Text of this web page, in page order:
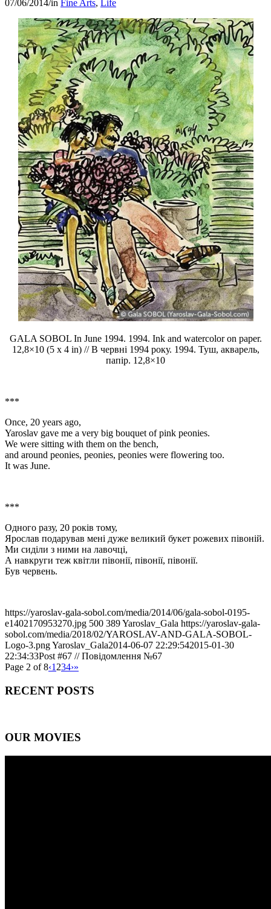
07/06/2014/in Fine Arts, Life
GALA SOBOL In June 1994. 1994. Ink and watercolor on paper.
12,8×10 (5 x 4 in) // В червні 1994 року. 1994. Туш, акварель,
папір. 12,8×10
***
Once, 20 years ago,
Yaroslav gave me a very big bouquet of pink peonies.
We were sitting with them on the bench,
and around peonies, peonies, peonies were flowering too.
It was June.
***
Одного разу, 20 років тому,
Ярослав подарував мені дуже великий букет рожевих півоній.
Ми сиділи з ними на лавочці,
А навкруги теж квітли півонії, півонії, півонії.
Був червень.
https://yaroslav-gala-sobol.com/media/2014/06/gala-sobol-0195-
e1402170953270.jpg 500 389Yaroslav_Gala https://yaroslav-gala-
sobol.com/media/2018/02/YAROSLAV-AND-GALA-SOBOL-
Logo-3.pngYaroslav_Gala2014-06-07 22:29:542015-01-30
22:34:33Post #67 // Повідомлення №67
Page 2 of 8‹1 234›»
RECENT POSTS
OUR MOVIES